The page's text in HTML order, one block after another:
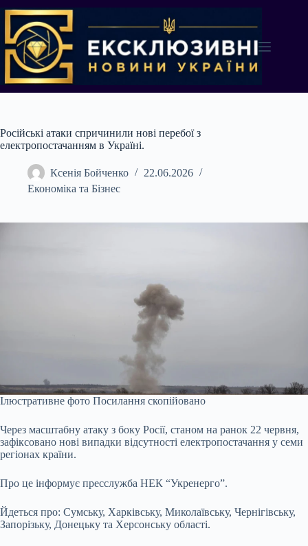
до
вмісту
Російські атаки спричинили нові перебої з
електропостачанням в Україні.
Ксенія Бойченко
22.06.2026
Економіка та Бізнес
Ілюстративне фото Посилання скопійовано
Через масштабну атаку з боку Росії, станом на ранок 22 червня,
зафіксовано нові випадки відсутності електропостачання у семи
регіонах країни.
Про це інформує пресслужба НЕК “Укренерго”.
Йдеться про: Сумську, Харківську, Миколаївську, Чернігівську,
Запорізьку, Донецьку та Херсонську області.